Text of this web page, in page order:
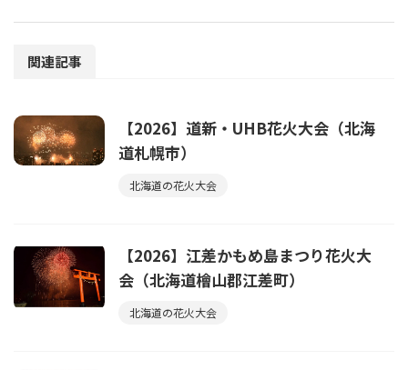
関連記事
【2026】道新・UHB花火大会（北海
道札幌市）
北海道の花火大会
【2026】江差かもめ島まつり花火大
会（北海道檜山郡江差町）
北海道の花火大会